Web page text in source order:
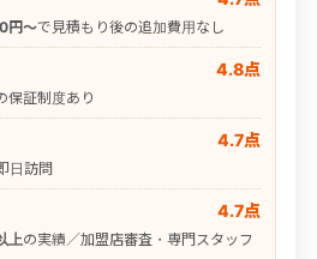
円〜で見積もり後の追加費用なし
4.8点
保証制度あり
4.7点
日訪問
4.7点
上の実績／加盟店審査・専門スタッフ